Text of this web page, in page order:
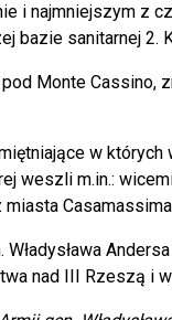
i najmniejszym
bazie sanitarnej 2.
Monte
w
weszli m.in.:
nad III Rzeszą i